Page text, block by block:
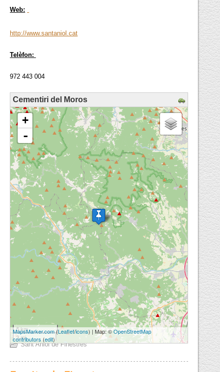
Web:
http://www.santaniol.cat
Telèfon:
972 443 004
Cementiri del Moros
loading map - please wait...
+
-
5 km
3 mi
MapsMarker.com(Leaflet/icons) | Map: ©OpenStreetMap
contributors (edit)
Sant Aniol de Finestres